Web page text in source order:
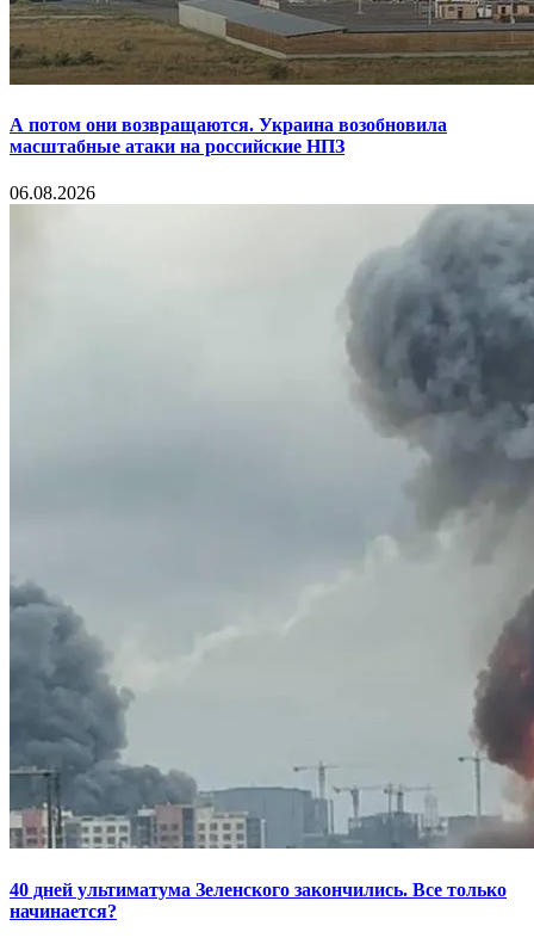
А потом они возвращаются. Украина возобновила
масштабные атаки на российские НПЗ
06.08.2026
40 дней ультиматума Зеленского закончились. Все только
начинается?